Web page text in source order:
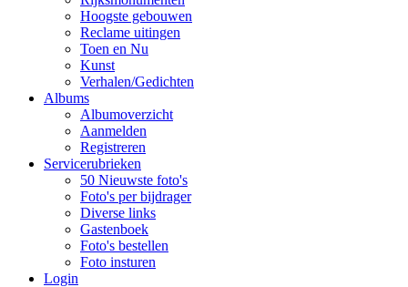
Hoogste gebouwen
Reclame uitingen
Toen en Nu
Kunst
Verhalen/Gedichten
Albums
Albumoverzicht
Aanmelden
Registreren
Servicerubrieken
50 Nieuwste foto's
Foto's per bijdrager
Diverse links
Gastenboek
Foto's bestellen
Foto insturen
Login